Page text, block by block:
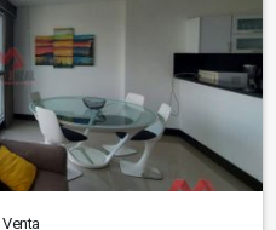
Venta